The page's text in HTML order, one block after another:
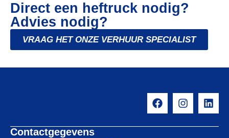
Direct een heftruck nodig?
Advies nodig?
VRAAG HET ONZE VERHUUR SPECIALIST
Contactgegevens